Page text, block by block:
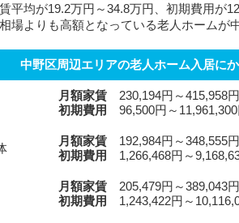
平均が19.2万円～34.8万円、 初期費用が
場よりも高額となっている老人ホームが
中野区周辺エリアの老人ホーム入居に
月額家賃 230,194円～415,958円
初期費用
96,500円～
月額家賃 192,984円～348,555円
初期費用
1,266,468円～
月額家賃 205,479円～389,043円
初期費用
1,243,422円～